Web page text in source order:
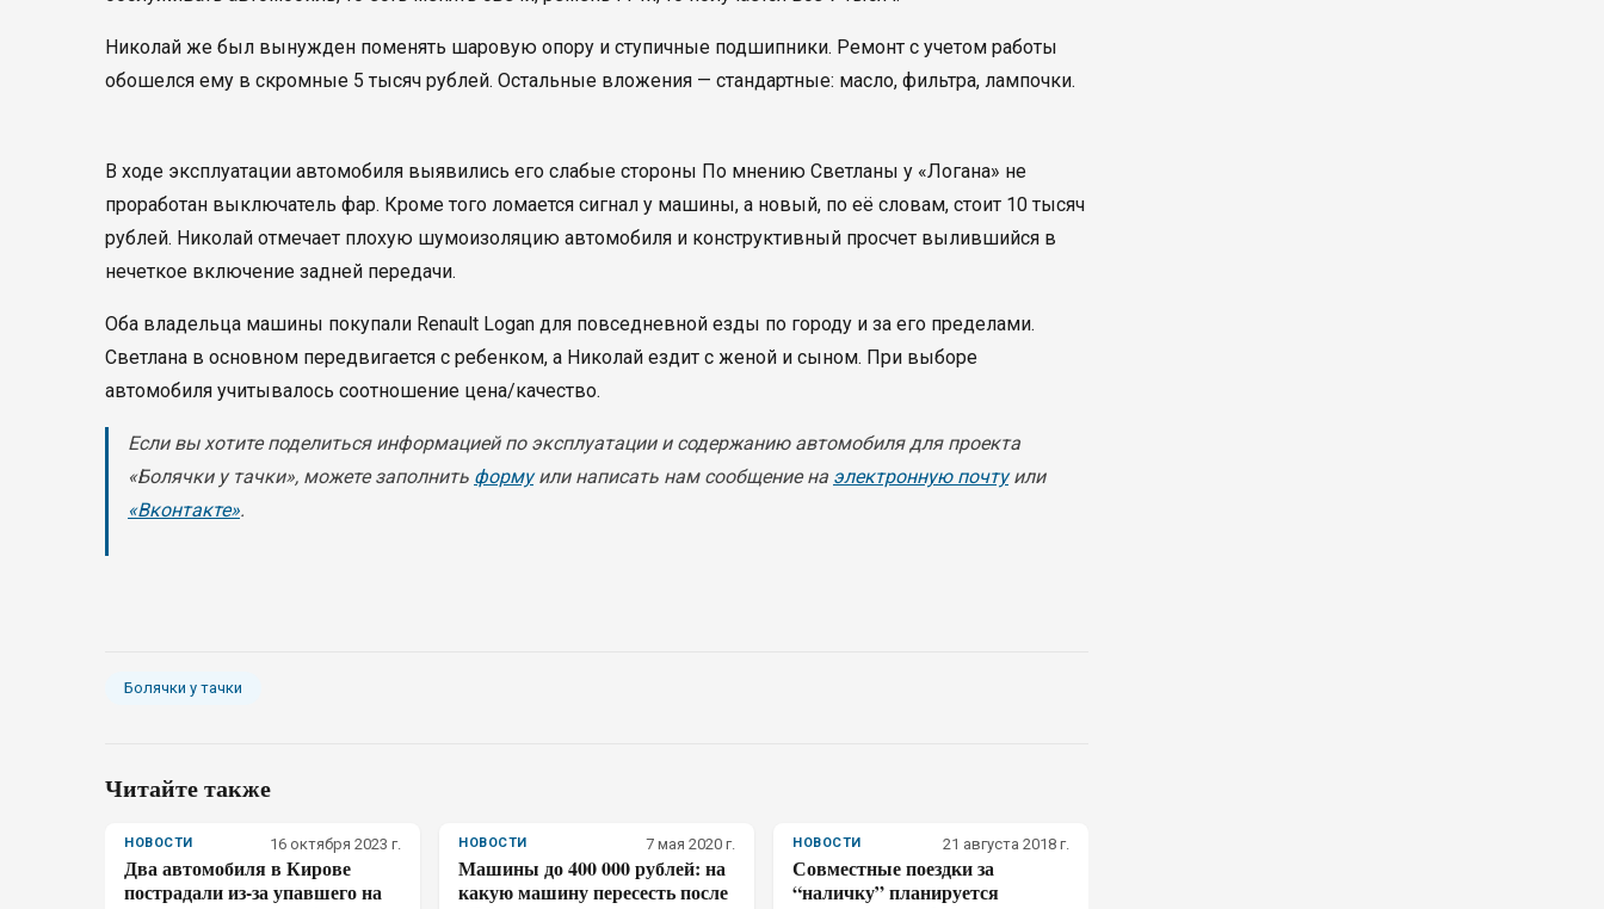
Николай же был вынужден поменять шаровую опору и ступичные подшипники. Ремонт с учетом работы
обошелся ему в скромные 5 тысяч рублей. Остальные вложения — стандартные: масло, фильтра, лампочки.
В ходе эксплуатации автомобиля выявились его слабые стороны По мнению Светланы у «Логана» не
проработан выключатель фар. Кроме того ломается сигнал у машины, а новый, по её словам, стоит 10 тысяч
рублей. Николай отмечает плохую шумоизоляцию автомобиля и конструктивный просчет вылившийся в
нечеткое включение задней передачи.
Оба владельца машины покупали Renault Logan для повседневной езды по городу и за его пределами.
Светлана в основном передвигается с ребенком, а Николай ездит с женой и сыном. При выборе
автомобиля учитывалось соотношение цена/качество.
Если вы хотите поделиться информацией по эксплуатации и содержанию автомобиля для проекта
«Болячки у тачки», можете заполнить формуили написать нам сообщение на электронную почтуили
«Вконтакте».
Болячки у тачки
Читайте также
НОВОСТИ 16 октября 2023 г.
Два автомобиля в Кирове
пострадали из-за упавшего на
НОВОСТИ 7 мая 2020 г.
Машины до 400 000 рублей: на
какую машину пересесть после
НОВОСТИ 21 августа 2018 г.
Совместные поездки за
“наличку” планируется